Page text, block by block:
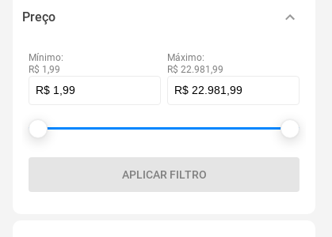
Preço
Mínimo:
R$ 1,99
Máximo:
R$ 22.981,99
APLICAR FILTRO